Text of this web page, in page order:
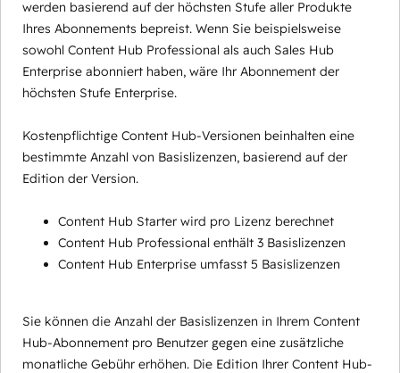
werden basierend auf der höchsten Stufe aller Produkte
Ihres Abonnements bepreist. Wenn Sie beispielsweise
sowohl Content Hub Professional als auch Sales Hub
Enterprise abonniert haben, wäre Ihr Abonnement der
höchsten Stufe Enterprise.
Kostenpflichtige Content Hub-Versionen beinhalten eine
bestimmte Anzahl von Basislizenzen, basierend auf der
Edition der Version.
Content Hub Starter wird pro Lizenz berechnet
Content Hub Professional enthält 3 Basislizenzen
Content Hub Enterprise umfasst 5 Basislizenzen
Sie können die Anzahl der Basislizenzen in Ihrem Content
Hub-Abonnement pro Benutzer gegen eine zusätzliche
monatliche Gebühr erhöhen. Die Edition Ihrer Content Hub-